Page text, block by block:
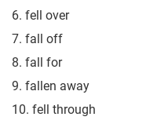
6. fell over
7. fall off
8. fall for
9. fallen away
10. fell through